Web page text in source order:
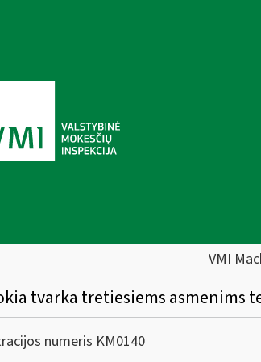
VMI
tvarka tretiesiems asmenims
numeris KM0140